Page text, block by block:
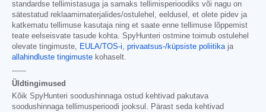
standardse tellimistasuga ja samaks tellimisperioodiks või nagu on
sätestatud reklaamimaterjalides/ostulehel, eeldusel, et olete pidev ja
katkematu tellimuse kasutaja ning et saate enne tellimuse lõppemist
teate eelseisvate tasude kohta. SpyHunteri ostmine toimub ostulehel
olevate tingimuste, EULA/TOS-i, privaatsus-/küpsiste poliitikaja
allahindluste tingimuste kohaselt.
------
Üldtingimused
Kõik SpyHunteri soodushinnaga ostud kehtivad pakutava
soodushinnaga tellimusperioodi jooksul. Pärast seda kehtivad